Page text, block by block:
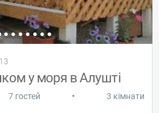
у моря в Алушті
7 гостей • 3 кімнати